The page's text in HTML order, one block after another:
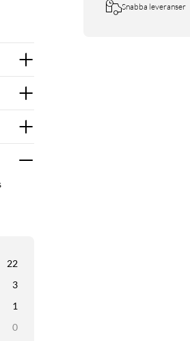
Snabba leveranser
22
3
1
0